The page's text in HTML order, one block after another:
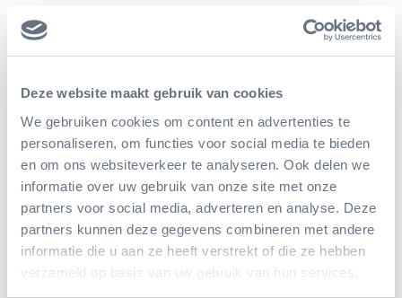
Deze website maakt gebruik van cookies
We gebruiken cookies om content en advertenties te
personaliseren, om functies voor social media te bieden
en om ons websiteverkeer te analyseren. Ook delen we
informatie over uw gebruik van onze site met onze
partners voor social media, adverteren en analyse. Deze
partners kunnen deze gegevens combineren met andere
informatie die u aan ze heeft verstrekt of die ze hebben
verzameld op basis van uw gebruik van hun services.
Zoo met uw familie en vrienden tijdens een
gezelschap van 20 personen of meer heeft u de
perfecte gelegenheid om samen de wonderen van de
natuur te verkennen en een onvergetelijke dag te
beleven.
Bent u met meer dan 100 personen? Neem dan even
contact met ons op: